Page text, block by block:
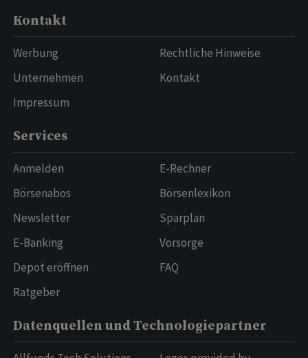
Kontakt
Werbung
Unternehmen
Impressum
Rechtliche Hinweise
Kontakt
Services
Anmelden
Börsenabos
Newsletter
E-Banking
Depot eröffnen
Ratgeber
E-Rechner
Börsenlexikon
Sparplan
Vorsorge
FAQ
Datenquellen und Technologiepartner